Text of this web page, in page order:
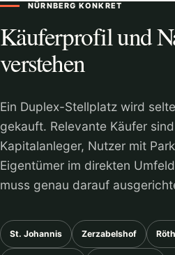
NÜRNBERG KONKRET
Käuferprofil und
verstehen
Ein Duplex-Stellplatz wird
gekauft. Relevante Käufer
Kapitalanleger, Nutzer mit
Eigentümer im direkten
muss genau darauf
St. Johannis Zerzabelshof